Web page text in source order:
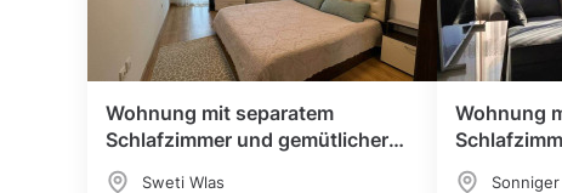
Wohnung mit separatem
Schlafzimmer und gemütlicher
Terrasse
Sweti Wlas
Wohnung
Meer